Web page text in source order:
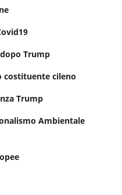
Trump
costituente cileno
Trump
Ambientale